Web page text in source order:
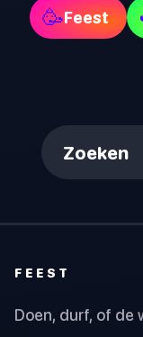
🥳Feest
Zoeken
FEEST
Doen, durf, of de